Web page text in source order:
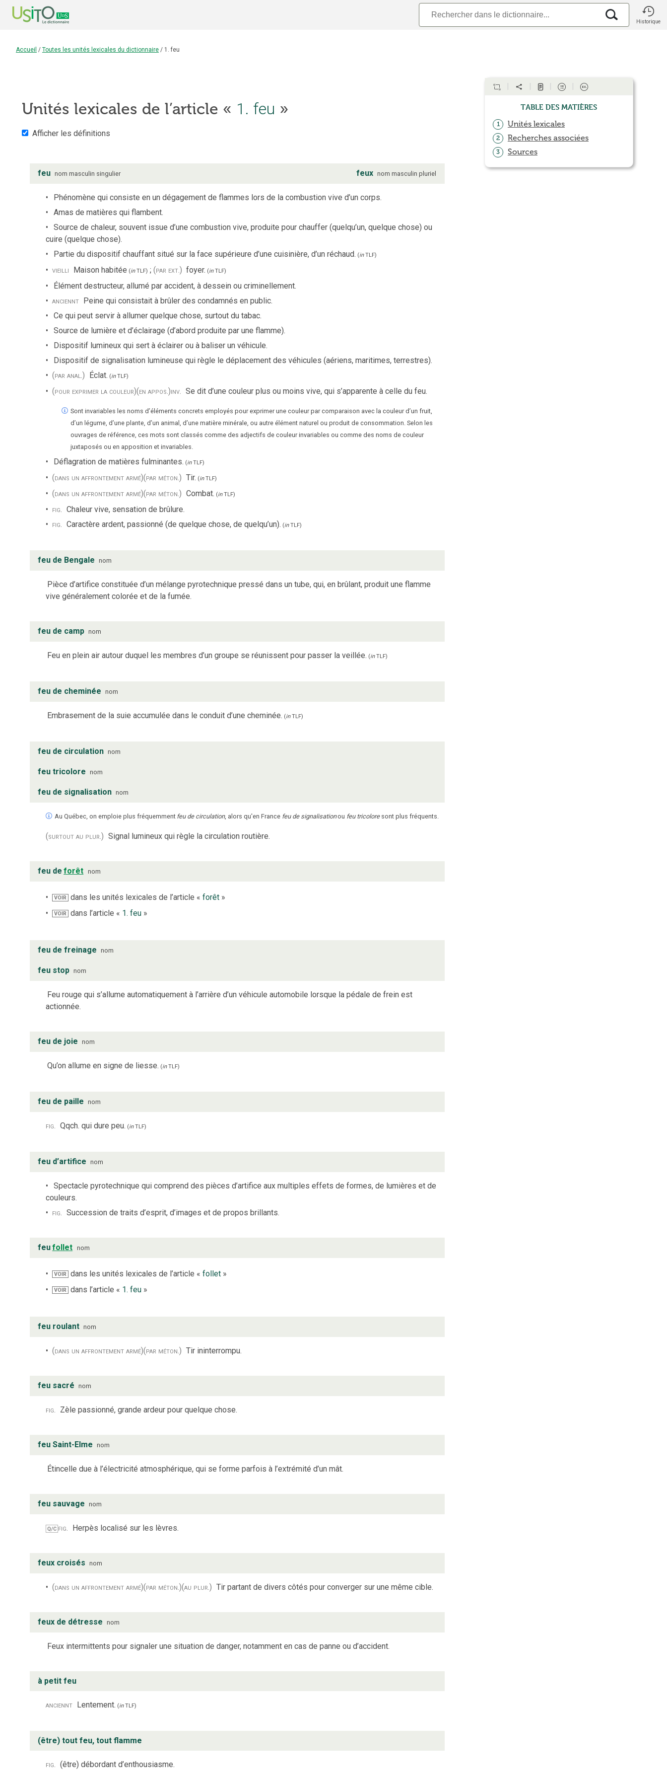
Historique
Accueil / Toutes les unités lexicales du dictionnaire / 1. feu
Unités lexicales de l’article « 1. feu »
Afficher les définitions
feu nom masculin singulier feux nom masculin pluriel
Phénomène qui consiste en un dégagement de flammes lors de la combustion vive d’un corps.
Amas de matières qui flambent.
Source de chaleur, souvent issue d’une combustion vive, produite pour chauffer (quelqu’un, quelque chose) ou
cuire (quelque chose).
Partie du dispositif chauffant situé sur la face supérieure d’une cuisinière, d’un réchaud. (inTLF)
vieilli Maison habitée (inTLF) ; (par ext.) foyer. (inTLF)
Élément destructeur, allumé par accident, à dessein ou criminellement.
anciennt Peine qui consistait à brûler des condamnés en public.
Ce qui peut servir à allumer quelque chose, surtout du tabac.
Source de lumière et d’éclairage (d’abord produite par une flamme).
Dispositif lumineux qui sert à éclairer ou à baliser un véhicule.
Dispositif de signalisation lumineuse qui règle le déplacement des véhicules (aériens, maritimes, terrestres).
(par anal.) Éclat. (inTLF)
(pour exprimer la couleur)(en appos.)inv. Se dit d’une couleur plus ou moins vive, qui s’apparente à celle du feu.
Sont invariables les noms d’éléments concrets employés pour exprimer une couleur par comparaison avec la couleur d’un fruit,
d’un légume, d’une plante, d’un animal, d’une matière minérale, ou autre élément naturel ou produit de consommation. Selon les
ouvrages de référence, ces mots sont classés comme des adjectifs de couleur invariables ou comme des noms de couleur
juxtaposés ou en apposition et invariables.
Déflagration de matières fulminantes. (inTLF)
(dans un affrontement armé)(par méton.) Tir. (inTLF)
(dans un affrontement armé)(par méton.) Combat. (inTLF)
fig. Chaleur vive, sensation de brûlure.
fig. Caractère ardent, passionné (de quelque chose, de quelqu’un). (inTLF)
feu de Bengale nom
Pièce d’artifice constituée d’un mélange pyrotechnique pressé dans un tube, qui, en brûlant, produit une flamme
vive généralement colorée et de la fumée.
feu de camp nom
Feu en plein air autour duquel les membres d’un groupe se réunissent pour passer la veillée. (inTLF)
feu de cheminée nom
Embrasement de la suie accumulée dans le conduit d’une cheminée. (inTLF)
feu de circulation nom
feu tricolore nom
feu de signalisation nom
Au Québec, on emploie plus fréquemment feu de circulation, alors qu'en France feu de signalisationou feu tricolore sont plus fréquents.
(surtout au plur.) Signal lumineux qui règle la circulation routière.
feu de forêt nom
VOIR dans les unités lexicales de l’article «forêt »
VOIR dans l’article « 1. feu »
feu de freinage nom
feu stop nom
Feu rouge qui s’allume automatiquement à l’arrière d’un véhicule automobile lorsque la pédale de frein est
actionnée.
feu de joie nom
Qu’on allume en signe de liesse. (inTLF)
feu de paille nom
fig. Qqch. qui dure peu. (inTLF)
feu d’artifice nom
Spectacle pyrotechnique qui comprend des pièces d’artifice aux multiples effets de formes, de lumières et de
couleurs.
fig. Succession de traits d’esprit, d’images et de propos brillants.
feufollet nom
VOIR dans les unités lexicales de l’article «follet »
VOIR dans l’article « 1. feu »
feu roulant nom
(dans un affrontement armé)(par méton.) Tir ininterrompu.
feu sacré nom
fig. Zèle passionné, grande ardeur pour quelque chose.
feu Saint-Elme nom
Étincelle due à l’électricité atmosphérique, qui se forme parfois à l’extrémité d’un mât.
feu sauvage nom
Q/C fig. Herpès localisé sur les lèvres.
feux croisés nom
(dans un affrontement armé)(par méton.)(au plur.) Tir partant de divers côtés pour converger sur une même cible.
feux de détresse nom
Feux intermittents pour signaler une situation de danger, notamment en cas de panne ou d’accident.
à petit feu
anciennt Lentement. (inTLF)
(être) tout feu, tout flamme
fig. (être) débordant d’enthousiasme.
Table des matières
1 Unités lexicales
2 Recherches associées
3 Sources